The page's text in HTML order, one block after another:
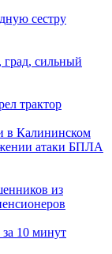
сестру
град, сильный
трактор
в Калининском
атаки БПЛА
из
10 минут